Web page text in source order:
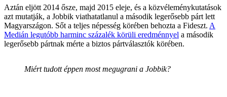
Aztán eljött 2014 ősze, majd 2015 eleje, és a közvéleménykutatások
azt mutatják, a Jobbik viathatatlanul a második legerősebb párt lett
Magyarszágon. Sőt a teljes népesség körében behozta a Fideszt. A
Medián legutóbb harminc százalék körüli eredménnyel a második
legerősebb pártnak mérte a biztos pártválasztók körében.
Miért tudott éppen most megugrani a Jobbik?